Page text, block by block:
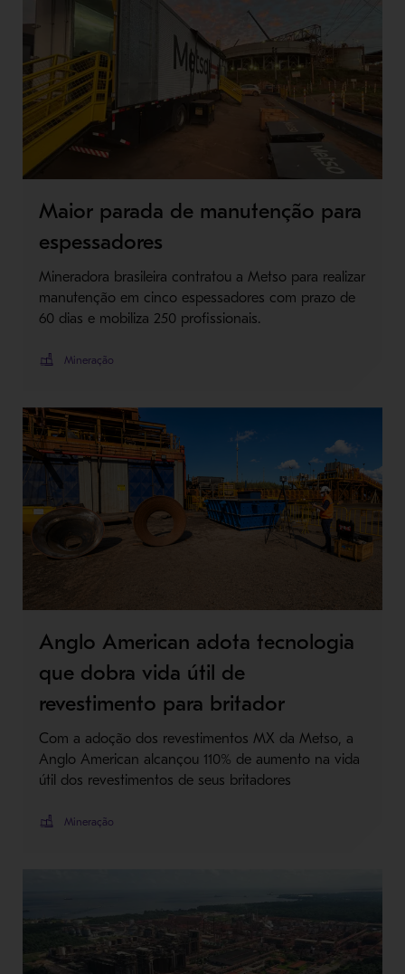
Maior parada de manutenção para
espessadores
Mineradora brasileira contratou a Metso para realizar
manutenção em cinco espessadores com prazo de
60 dias e mobiliza 250 profissionais.
Mineração
Anglo American adota tecnologia
que dobra vida útil de
revestimento para britador
Com a adoção dos revestimentos MX da Metso, a
Anglo American alcançou 110% de aumento na vida
útil dos revestimentos de seus britadores
Mineração